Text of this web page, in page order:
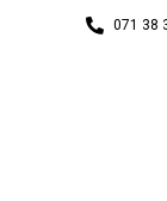
071 38